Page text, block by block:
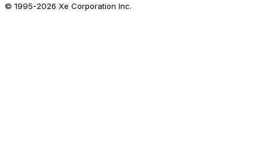
© 1995-2026 Xe Corporation Inc.